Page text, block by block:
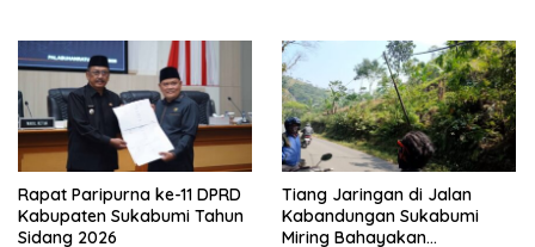
Rapat Paripurna ke-11 DPRD
Kabupaten Sukabumi Tahun
Sidang 2026
Tiang Jaringan di Jalan
Kabandungan Sukabumi
Miring Bahayakan